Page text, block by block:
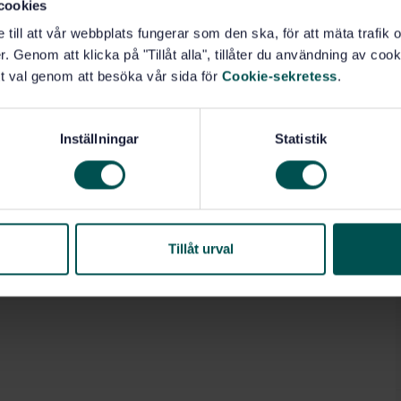
till att vår webbplats fungerar som den ska, för att mäta trafik
Genom att klicka på "Tillåt alla", tillåter du användning av
val genom att besöka vår sida för Cookie-sekretess.
Inställningar Statistik
Tillåt urval
reduction or motion inhibit: it does not cover
away from the intended object.
to assist the operator of the machine. The
with the operator of the machine.
and collision avoidance systems installed to the